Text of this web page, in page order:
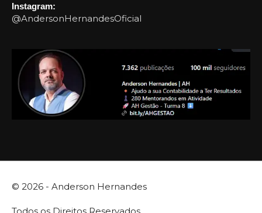
Instagram:
@AndersonHernandesOficial
© 2026 - Anderson Hernandes